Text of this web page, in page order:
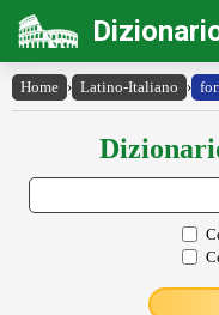
Home › Latino-Italiano ›